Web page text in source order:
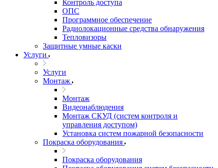
Контроль доступа
ОПС
Программное обеспечение
Радиолокационные средства обнаружения
Тепловизоры
Защитные умные каски
Услуги
Услуги
Монтаж
Монтаж
Видеонаблюдения
Монтаж СКУД (систем контроля и
управления доступом)
Установка систем пожарной безопасности
Покраска оборудования
Покраска оборудования